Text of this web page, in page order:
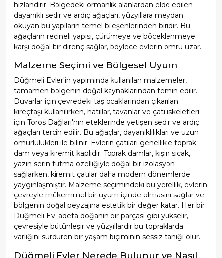
hızlandırır. Bölgedeki ormanlık alanlardan elde edilen
dayanıklı sedir ve ardıç ağaçları, yüzyıllara meydan
okuyan bu yapıların temel bileşenlerinden biridir. Bu
ağaçların reçineli yapısı, çürümeye ve böceklenmeye
karşı doğal bir direnç sağlar, böylece evlerin ömrü uzar.
Malzeme Seçimi ve Bölgesel Uyum
Düğmeli Evler'in yapımında kullanılan malzemeler,
tamamen bölgenin doğal kaynaklarından temin edilir.
Duvarlar için çevredeki taş ocaklarından çıkarılan
kireçtaşı kullanılırken, hatıllar, tavanlar ve çatı iskeletleri
için Toros Dağları'nın eteklerinde yetişen sedir ve ardıç
ağaçları tercih edilir. Bu ağaçlar, dayanıklılıkları ve uzun
ömürlülükleri ile bilinir. Evlerin çatıları genellikle toprak
dam veya kiremit kaplıdır. Toprak damlar, kışın sıcak,
yazın serin tutma özelliğiyle doğal bir izolasyon
sağlarken, kiremit çatılar daha modern dönemlerde
yaygınlaşmıştır. Malzeme seçimindeki bu yerellik, evlerin
çevreyle mükemmel bir uyum içinde olmasını sağlar ve
bölgenin doğal peyzajına estetik bir değer katar. Her bir
Düğmeli Ev, adeta doğanın bir parçası gibi yükselir,
çevresiyle bütünleşir ve yüzyıllardır bu topraklarda
varlığını sürdüren bir yaşam biçiminin sessiz tanığı olur.
Düğmeli Evler Nerede Bulunur ve Nasıl